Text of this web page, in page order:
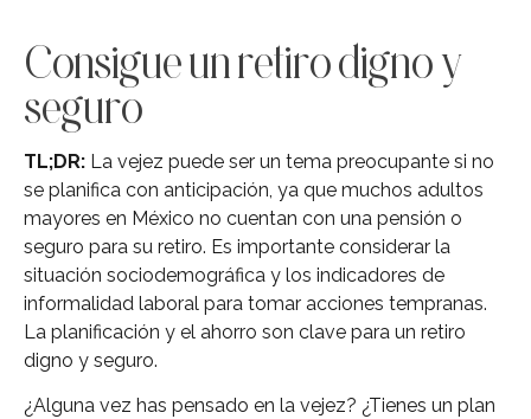
Consigue un retiro digno y
seguro
TL;DR: La vejez puede ser un tema preocupante si no
se planifica con anticipación, ya que muchos adultos
mayores en México no cuentan con una pensión o
seguro para su retiro. Es importante considerar la
situación sociodemográfica y los indicadores de
informalidad laboral para tomar acciones tempranas.
La planificación y el ahorro son clave para un retiro
digno y seguro.
¿Alguna vez has pensado en la vejez? ¿Tienes un plan